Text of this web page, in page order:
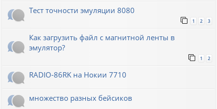
Тест точности эмуляции 8080
1 2 3
Как загрузить файл с магнитной ленты в
эмулятор?
1 2
RADIO-86RK на Нокии 7710
множество разных бейсиков